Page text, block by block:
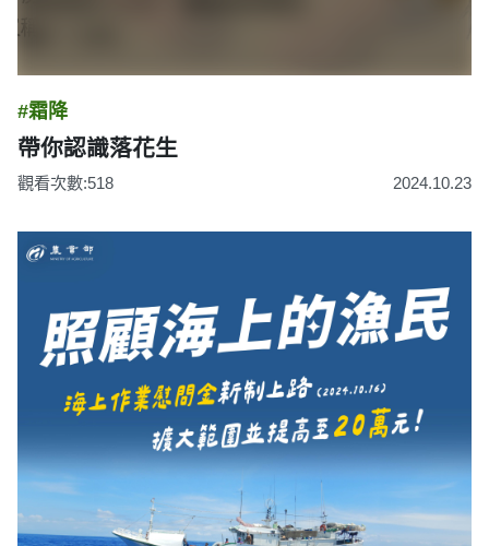
#霜降
帶你認識落花生
觀看次數:518 2024.10.23